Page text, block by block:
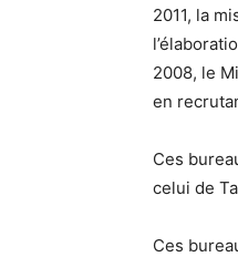
2011, la
2008, le
en
Ces
celui de
Ces